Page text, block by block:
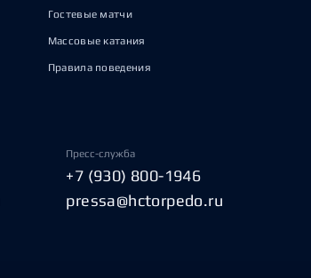
Гостевые матчи
Массовые катания
Правила поведения
Пресс-служба
+7 (930) 800-1946
pressa@hctorpedo.ru